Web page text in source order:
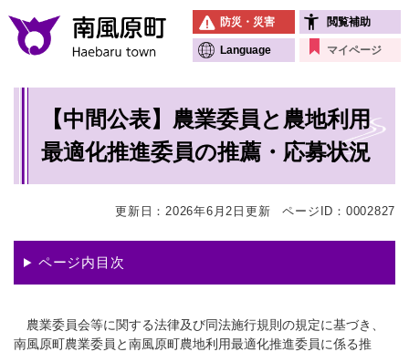
メニューを飛ばして本文へ
防災・災害 閲覧補助
Language マイページ
【中間公表】農業委員と農地利用
最適化推進委員の推薦・応募状況
更新日：2026年6月2日更新 ページID：0002827
ページ内目次
農業委員会等に関する法律及び同法施行規則の規定に基づき、
南風原町農業委員と南風原町農地利用最適化推進委員に係る推